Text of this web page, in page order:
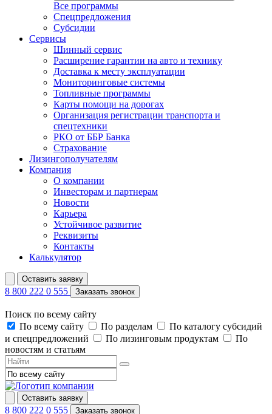
Все программы
Спецпредложения
Субсидии
Сервисы
Шинный сервис
Расширение гарантии на авто и технику
Доставка к месту эксплуатации
Мониторинговые системы
Топливные программы
Карты помощи на дорогах
Организация регистрации транспорта и
спецтехники
РКО от ББР Банка
Страхование
Лизингополучателям
Компания
О компании
Инвесторам и партнерам
Новости
Карьера
Устойчивое развитие
Реквизиты
Контакты
Калькулятор
Оставить заявку
8 800 222 0 555 Заказать звонок
Поиск по всему сайту
По всему сайту
По разделам
По каталогу субсидий
и спецпредложений
По лизинговым продуктам
По
новостям и статьям
Оставить заявку
8 800 222 0 555 Заказать звонок